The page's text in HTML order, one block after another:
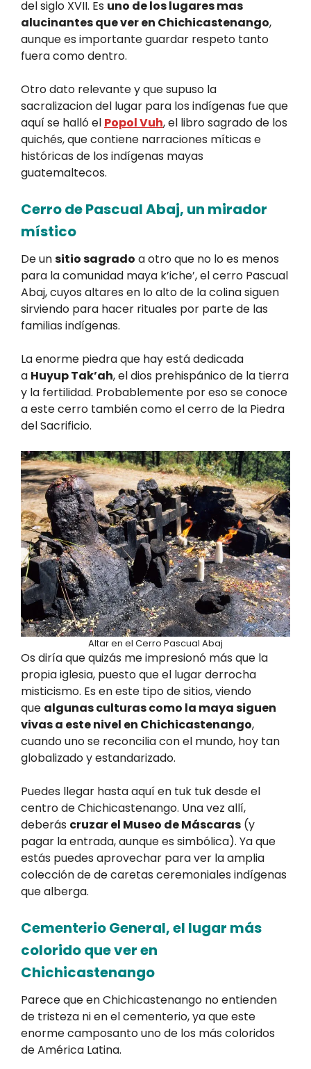
del siglo XVII. Es uno de los lugares mas
alucinantes que ver en Chichicastenango,
aunque es importante guardar respeto tanto
fuera como dentro.
Otro dato relevante y que supuso la
sacralizacion del lugar para los indígenas fue que
aquí se halló el Popol Vuh, el libro sagrado de los
quichés, que contiene narraciones míticas e
históricas de los indígenas mayas
guatemaltecos.
Cerro de Pascual Abaj, un mirador
místico
De unsitio sagrado a otro que no lo es menos
para la comunidad maya k’iche’, el cerro Pascual
Abaj, cuyos altares en lo alto de la colina siguen
sirviendo para hacer rituales por parte de las
familias indígenas.
La enorme piedra que hay está dedicada
a Huyup Tak’ah, el dios prehispánico de la tierra
y la fertilidad. Probablemente por eso se conoce
a este cerro también como el cerro de la Piedra
del Sacrificio.
Altar en el Cerro Pascual Abaj
Os diría que quizás me impresionó más que la
propia iglesia, puesto que el lugar derrocha
misticismo. Es en este tipo de sitios, viendo
que algunas culturas como la maya siguen
vivas a este nivel en Chichicastenango,
cuando uno se reconcilia con el mundo, hoy tan
globalizado y estandarizado.
Puedes llegar hasta aquí en tuk tuk desde el
centro de Chichicastenango. Una vez allí,
deberás cruzar el Museo de Máscaras (y
pagar la entrada, aunque es simbólica). Ya que
estás puedes aprovechar para ver la amplia
colección de de caretas ceremoniales indígenas
que alberga.
Cementerio General, el lugar más
colorido que ver en
Chichicastenango
Parece que en Chichicastenango no entienden
de tristeza ni en el cementerio, ya que este
enorme camposanto uno de los más coloridos
de América Latina.